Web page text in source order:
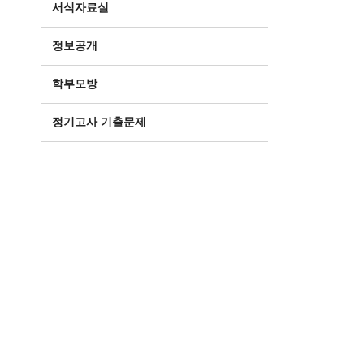
서식자료실
정보공개
학부모방
정기고사 기출문제